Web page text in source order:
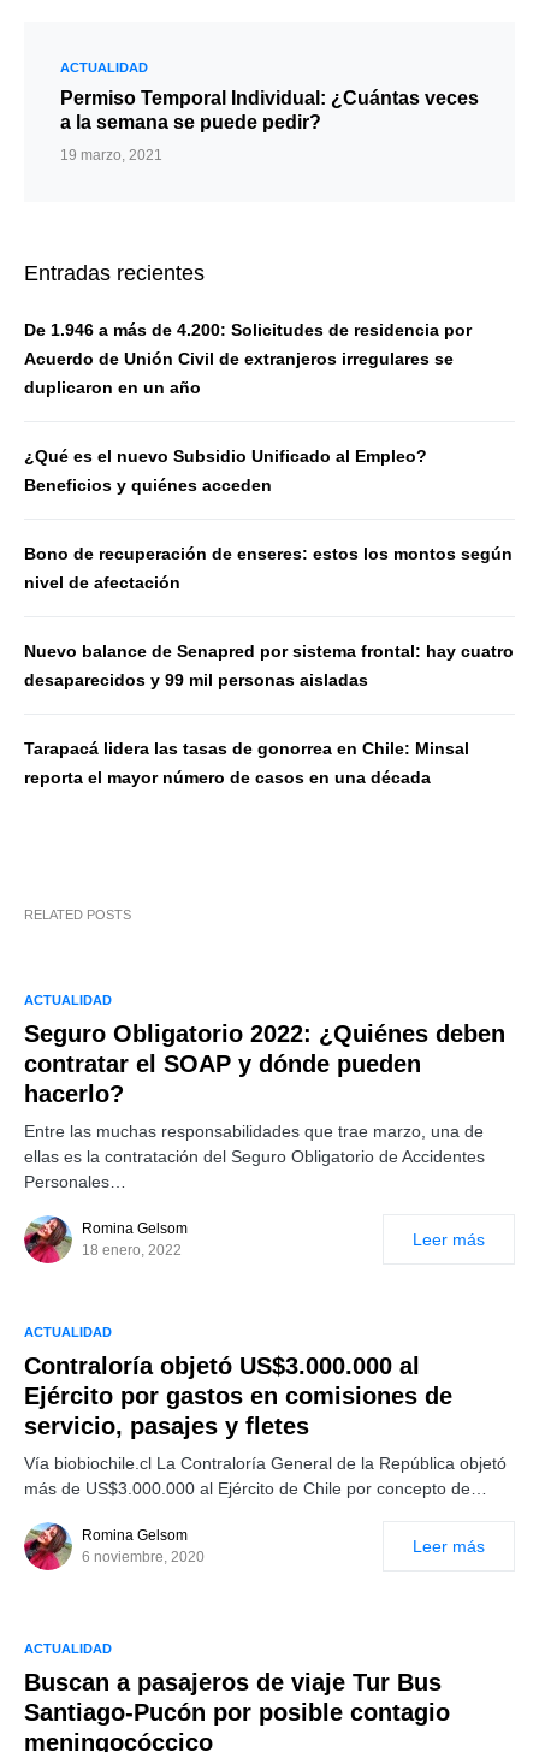
ACTUALIDAD
Permiso Temporal Individual: ¿Cuántas veces
a la semana se puede pedir?
19 marzo, 2021
Entradas recientes
De 1.946 a más de 4.200: Solicitudes de residencia por
Acuerdo de Unión Civil de extranjeros irregulares se
duplicaron en un año
¿Qué es el nuevo Subsidio Unificado al Empleo?
Beneficios y quiénes acceden
Bono de recuperación de enseres: estos los montos según
nivel de afectación
Nuevo balance de Senapred por sistema frontal: hay cuatro
desaparecidos y 99 mil personas aisladas
Tarapacá lidera las tasas de gonorrea en Chile: Minsal
reporta el mayor número de casos en una década
RELATED POSTS
ACTUALIDAD
Seguro Obligatorio 2022: ¿Quiénes deben
contratar el SOAP y dónde pueden
hacerlo?
Entre las muchas responsabilidades que trae marzo, una de
ellas es la contratación del Seguro Obligatorio de Accidentes
Personales…
Romina Gelsom
18 enero, 2022
Leer más
ACTUALIDAD
Contraloría objetó US$3.000.000 al
Ejército por gastos en comisiones de
servicio, pasajes y fletes
Vía biobiochile.cl La Contraloría General de la República objetó
más de US$3.000.000 al Ejército de Chile por concepto de…
Romina Gelsom
6 noviembre, 2020
Leer más
ACTUALIDAD
Buscan a pasajeros de viaje Tur Bus
Santiago-Pucón por posible contagio
meningocóccico